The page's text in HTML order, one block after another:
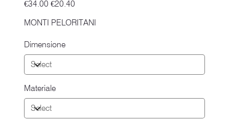
price
€34.00 price
€20.40
MONTI PELORITANI
Dimensione
Materiale